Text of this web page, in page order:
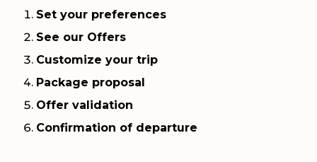
Set your preferences
See our Offers
Customize your trip
Package proposal
Offer validation
Confirmation of departure